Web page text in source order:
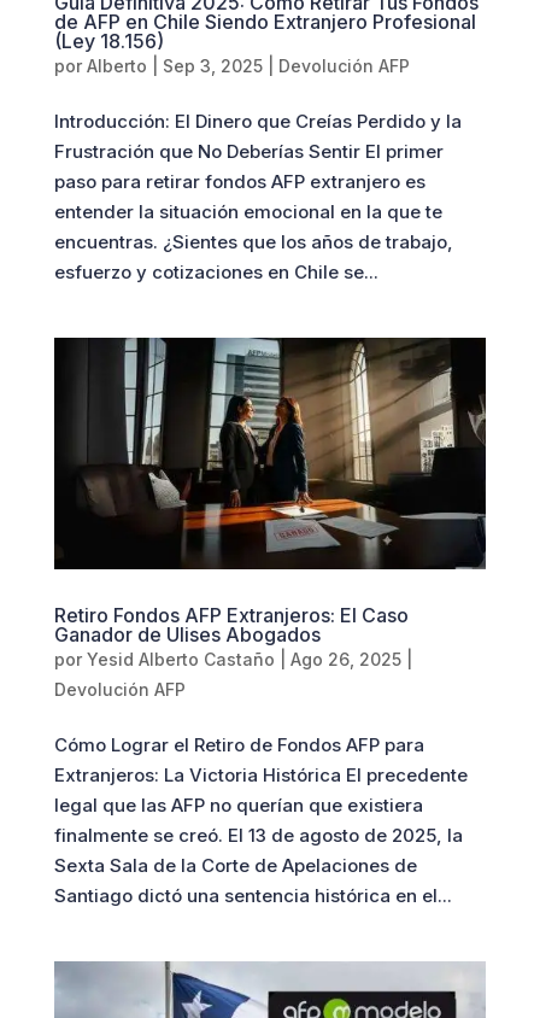
de AFP en Chile Siendo Extranjero Profesional
(Ley 18.156)
por Alberto Sep 3, 2025| Devolución AFP
Introducción: El Dinero que Creías Perdido y la
Frustración que No Deberías Sentir El primer
paso para retirar fondos AFP extranjero es
entender la situación emocional en la que te
encuentras. ¿Sientes que los años de trabajo,
esfuerzo y cotizaciones en Chile se...
Retiro Fondos AFP Extranjeros: El Caso
Ganador de Ulises Abogados
por Yesid Alberto Castaño Ago 26, 2025|
Devolución AFP
Cómo Lograr el Retiro de Fondos AFP para
Extranjeros: La Victoria Histórica El precedente
legal que las AFP no querían que existiera
finalmente se creó. El 13 de agosto de 2025, la
Sexta Sala de la Corte de Apelaciones de
Santiago dictó una sentencia histórica en el...